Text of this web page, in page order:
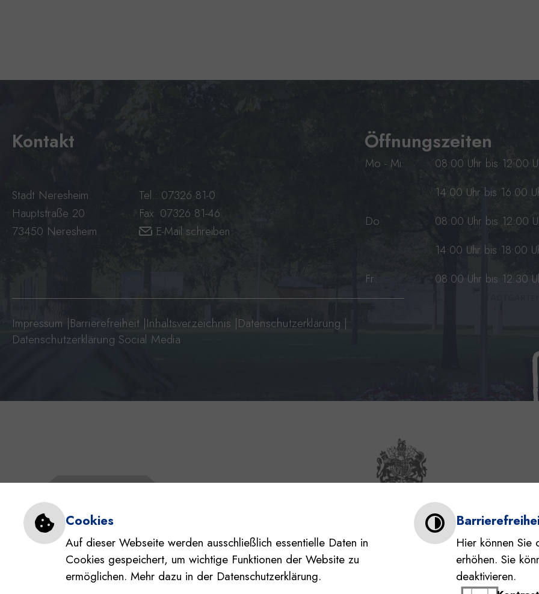
Einstellungen zu Cookies und Barrierefreiheit
Cookies
Auf dieser Webseite werden ausschließlich essentielle Daten in
Cookies gespeichert, um wichtige Funktionen der Website zu
ermöglichen. Mehr dazu in der Datenschutzerklärung.
Hier können Sie
erhöhen. Sie
deaktivieren.
Kontakt
Stadt Neresheim
Hauptstraße 20
73450 Neresheim
Tel.: 07326 81-0
Fax: 07326 81-46
E-Mail schreiben
Öffnungszeiten
Mo - Mi:
08:00 Uhr bis 12:00
14:00 Uhr bis 16:00
Do:
08:00 Uhr bis 12:00
14:00 Uhr bis 18:00
Fr:
08:00 Uhr bis 12:30
Impressum |Barrierefreiheit |Inhaltsverzeichnis |Datenschutzerklärung |
Datenschutzerklärung Social Media